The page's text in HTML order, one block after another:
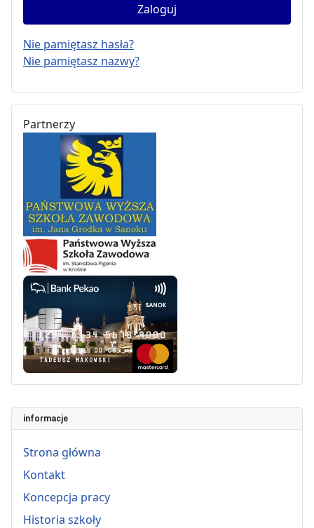
informacje
Strona główna
Kontakt
Koncepcja pracy
Historia szkoły
Zaloguj
Nie pamiętasz hasła?
Nie pamiętasz nazwy?
Partnerzy